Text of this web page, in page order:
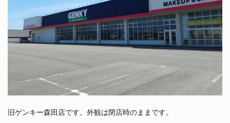
旧ゲンキー森田店です。外観は閉店時のままです。